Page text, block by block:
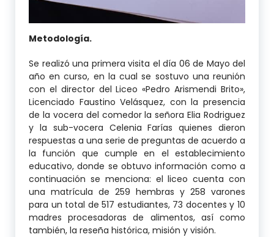
Metodología.
Se realizó una primera visita el día 06 de Mayo del
año en curso, en la cual se sostuvo una reunión
con el director del Liceo «Pedro Arismendi Brito»,
Licenciado Faustino Velásquez, con la presencia
de la vocera del comedor la señora Elia Rodriguez
y la sub-vocera Celenia Farías quienes dieron
respuestas a una serie de preguntas de acuerdo a
la función que cumple en el establecimiento
educativo, donde se obtuvo información como a
continuación se menciona: el liceo cuenta con
una matrícula de 259 hembras y 258 varones
para un total de 517 estudiantes, 73 docentes y 10
madres procesadoras de alimentos, así como
también, la reseña histórica, misión y visión.